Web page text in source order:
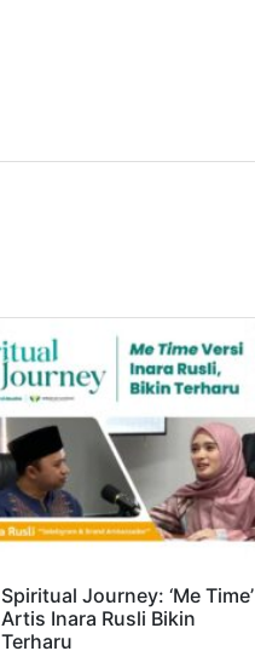
Spiritual Journey: ‘Me Time’
Artis Inara Rusli Bikin
Terharu